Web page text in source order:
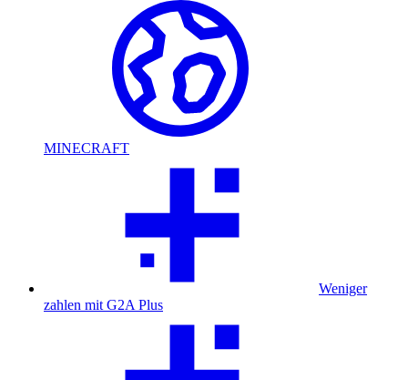
MINECRAFT
Weniger
zahlen mit G2A Plus